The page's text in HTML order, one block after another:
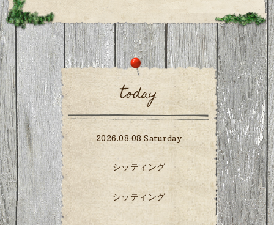
today
2026.08.08 Saturday
シッティング
シッティング